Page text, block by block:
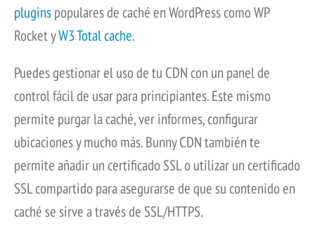
pluginspopulares de caché en WordPress como WP
Rocket yW3 Total cache.
Puedes gestionar el uso de tu CDN con un panel de
control fácil de usar para principiantes. Este mismo
permite purgar la caché, ver informes, configurar
ubicaciones y mucho más. Bunny CDN también te
permite añadir un certificado SSL o utilizar un certificado
SSL compartido para asegurarse de que su contenido en
caché se sirve a través de SSL/HTTPS.